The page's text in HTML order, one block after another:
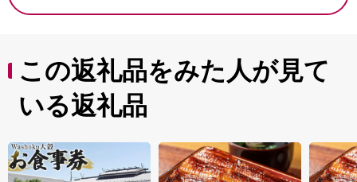
この返礼品をみた人が見て
いる返礼品